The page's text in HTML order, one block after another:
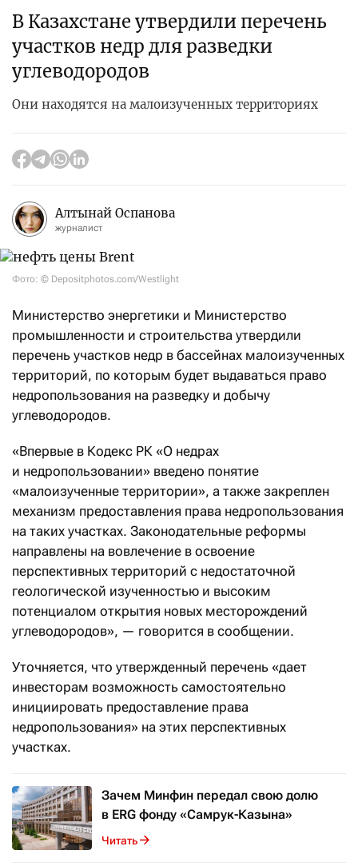
В Казахстане утвердили перечень
участков недр для разведки
углеводородов
Они находятся на малоизученных территориях
Алтынай Оспанова
журналист
Фото: © Depositphotos.com/Westlight
Министерство энергетики и Министерство
промышленности и строительства утвердили
перечень участков недр в бассейнах малоизученных
территорий, по которым будет выдаваться право
недропользования на разведку и добычу
углеводородов.
«Впервые в Кодекс РК «О недрах
и недропользовании» введено понятие
«малоизученные территории», а также закреплен
механизм предоставления права недропользования
на таких участках. Законодательные реформы
направлены на вовлечение в освоение
перспективных территорий с недостаточной
геологической изученностью и высоким
потенциалом открытия новых месторождений
углеводородов», — говорится в сообщении.
Уточняется, что утвержденный перечень «дает
инвесторам возможность самостоятельно
инициировать предоставление права
недропользования» на этих перспективных
участках.
Зачем Минфин передал свою долю
в ERG фонду «Самрук-Казына»
Читать